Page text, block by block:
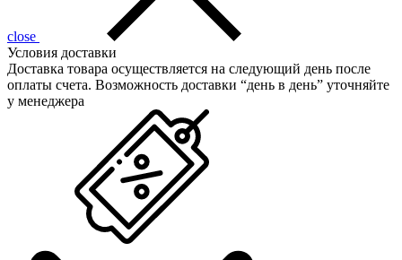
close
Условия доставки
Доставка товара осуществляется на следующий день после
оплаты счета. Возможность доставки “день в день” уточняйте
у менеджера